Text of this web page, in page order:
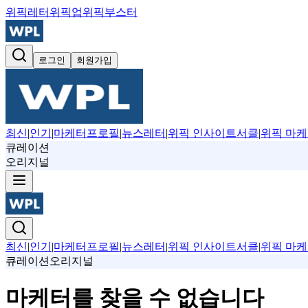
위픽레터 위픽업위픽부스터
로그인 회원가입
최신|인기 |마케터프로필|뉴스레터 |위픽 인사이트서클|위픽 마케
큐레이션
오리지널
최신|인기 |마케터프로필|뉴스레터 |위픽 인사이트서클|위픽 마케
큐레이션 오리지널
마케터를 찾을 수 없습니다